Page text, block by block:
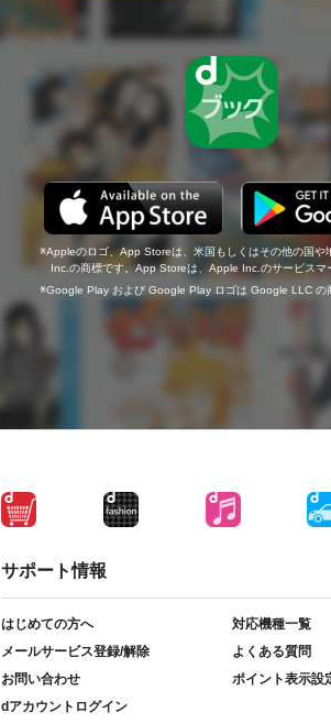
Appleのロゴ、App Storeは、米国もしくはその他の国や
Inc.の商標です。App Storeは、Apple Inc.のサービスマ
Google Play および Google Play ロゴは Google LLC の
サポート情報
はじめての方へ
対応機種一覧
メールサービス登録/解除
よくある質問
お問い合わせ
ポイント表示設
dアカウントログイン